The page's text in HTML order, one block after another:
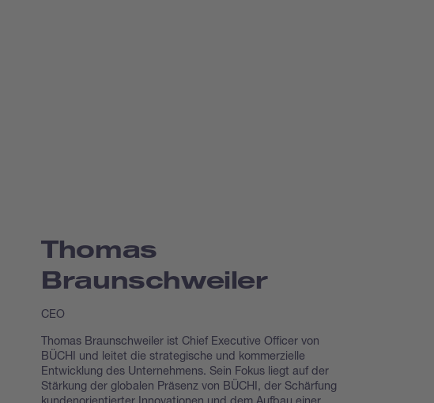
Thomas
Braunschweiler
CEO
Thomas Braunschweiler ist Chief Executive Officer von
BÜCHI und leitet die strategische und kommerzielle
Entwicklung des Unternehmens. Sein Fokus liegt auf der
Stärkung der globalen Präsenz von BÜCHI, der Schärfung
kundenorientierter Innovationen und dem Aufbau einer